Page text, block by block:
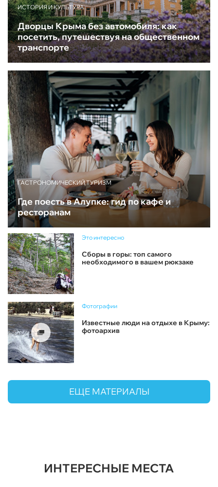
ИСТОРИЯ И КУЛЬТУРА
Дворцы Крыма без автомобиля: как
посетить, путешествуя на общественном
транспорте
ГАСТРОНОМИЧЕСКИЙ ТУРИЗМ
Где поесть в Алупке: гид по кафе и
ресторанам
Это интересно
Сборы в горы: топ самого
необходимого в вашем рюкзаке
Фотографии
Известные люди на отдыхе в Крыму:
фотоархив
ЕЩЕ МАТЕРИАЛЫ
ИНТЕРЕСНЫЕ МЕСТА